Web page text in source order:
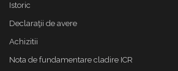
Istoric
Declaraţii de avere
Achizitii
Nota de fundamentare cladire ICR